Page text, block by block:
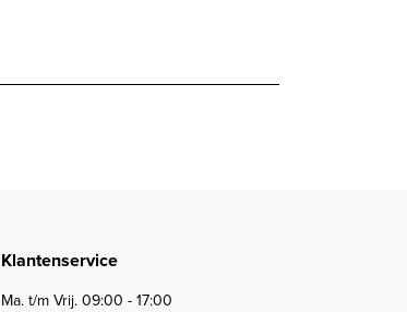
Klantenservice
Ma. t/m Vrij. 09:00 - 17:00